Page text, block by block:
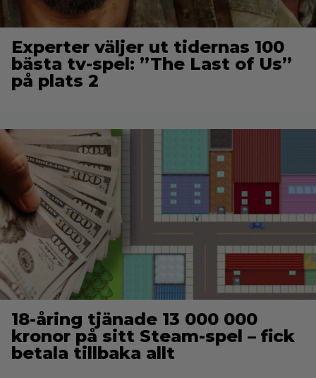
Experter väljer ut tidernas 100
bästa tv-spel: ”The Last of Us”
på plats 2
18-åring tjänade 13 000 000
kronor på sitt Steam-spel – fick
betala tillbaka allt